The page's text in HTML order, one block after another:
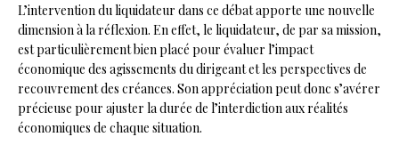
L’intervention du liquidateur dans ce débat apporte une nouvelle
dimension à la réflexion. En effet, le liquidateur, de par sa mission,
est particulièrement bien placé pour évaluer l’impact
économique des agissements du dirigeant et les perspectives de
recouvrement des créances. Son appréciation peut donc s’avérer
précieuse pour ajuster la durée de l’interdiction aux réalités
économiques de chaque situation.